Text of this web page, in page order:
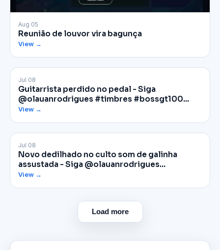
▶
Aug 05
Reunião de louvor vira bagunça
View →
Facebook
Jul 08
Guitarrista perdido no pedal - Siga
@olauanrodrigues #timbres #bossgt100…
View →
Facebook
Jul 08
Novo dedilhado no culto som de galinha
assustada - Siga @olauanrodrigues…
View →
Load more